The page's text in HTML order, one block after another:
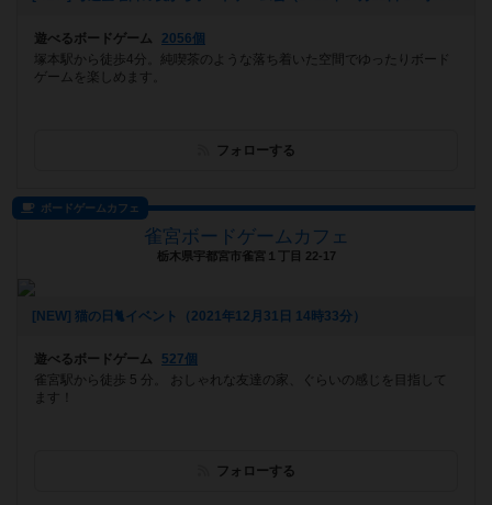
遊べるボードゲーム
2056個
塚本駅から徒歩4分。純喫茶のような落ち着いた空間でゆったりボード
ゲームを楽しめます。
フォローする
ボードゲームカフェ
雀宮ボードゲームカフェ
栃木県宇都宮市雀宮１丁目 22-17
[NEW] 猫の日🐈イベント（2021年12月31日 14時33分）
遊べるボードゲーム
527個
雀宮駅から徒歩 5 分。 おしゃれな友達の家、ぐらいの感じを目指して
ます！
フォローする